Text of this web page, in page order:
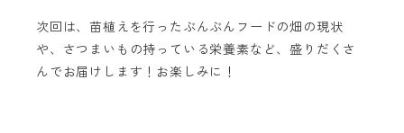
次回は、苗植えを行ったぶんぶんフードの畑の現状
や、さつまいもの持っている栄養素など、盛りだくさ
んでお届けします！お楽しみに！